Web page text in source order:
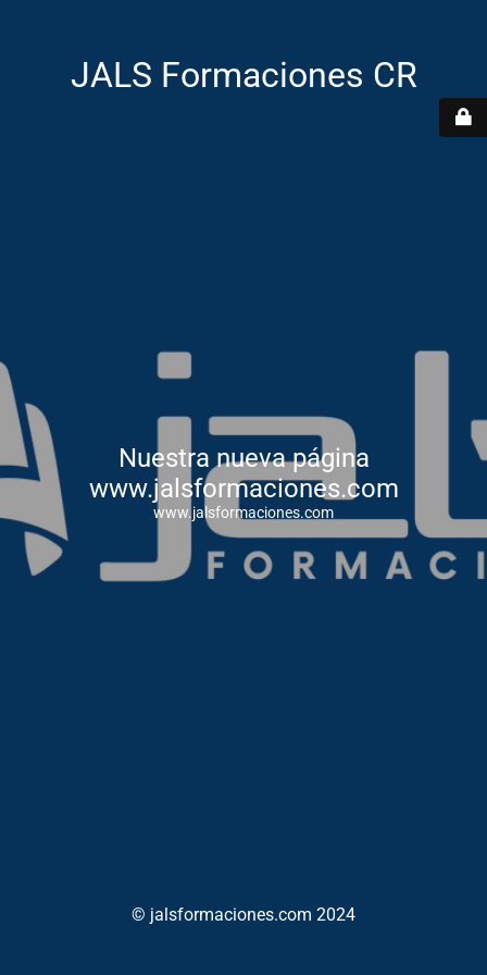
JALS Formaciones CR
Nuestra nueva página
www.jalsformaciones.com
www.jalsformaciones.com
© jalsformaciones.com 2024